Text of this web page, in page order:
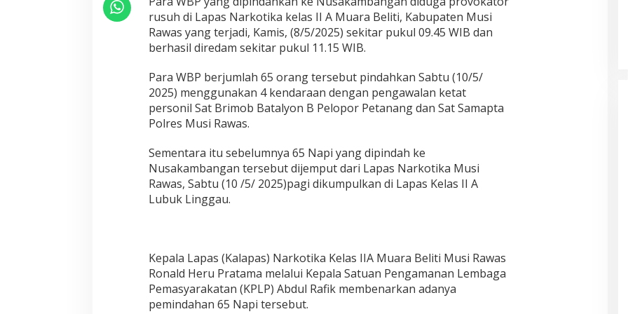
a
B
e
l
i
i
D
i
P
i
d
a
h
K
e
a
N
u
s
rusuh di Lapas Narkotika kelas II A Muara Beliti, Kabupaten Musi
Rawas yang terjadi, Kamis, (8/5/2025) sekitar pukul 09.45 WIB dan
berhasil diredam sekitar pukul 11.15 WIB.
Para WBP berjumlah 65 orang tersebut pindahkan Sabtu (10/5/
2025) menggunakan 4 kendaraan dengan pengawalan ketat
personil Sat Brimob Batalyon B Pelopor Petanang dan Sat Samapta
Polres Musi Rawas.
Sementara itu sebelumnya 65 Napi yang dipindah ke
Nusakambangan tersebut dijemput dari Lapas Narkotika Musi
Rawas, Sabtu (10 /5/ 2025)pagi dikumpulkan di Lapas Kelas II A
Lubuk Linggau.
Kepala Lapas (Kalapas) Narkotika Kelas IIA Muara Beliti Musi Rawas
Ronald Heru Pratama melalui Kepala Satuan Pengamanan Lembaga
Pemasyarakatan (KPLP) Abdul Rafik membenarkan adanya
pemindahan 65 Napi tersebut.